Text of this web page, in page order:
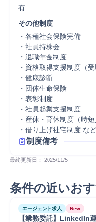
有
その他制度
・各種社会保険完備
・社員持株会
・退職年金制度
・資格取得支援制度（
・健康診断
・団体生命保険
・表彰制度
・社員起業支援制度
・産休・育休制度（時短
・借り上げ社宅制度 など
制度備考
最終更新日： 2025/11/5
条件の近いお
エージェント求人 New
【業務委託】LinkedIn